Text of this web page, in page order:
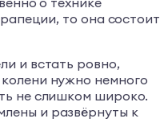
то она состоит
и встать ровно,
нужно немного
не слишком широко.
и развёрнуты к